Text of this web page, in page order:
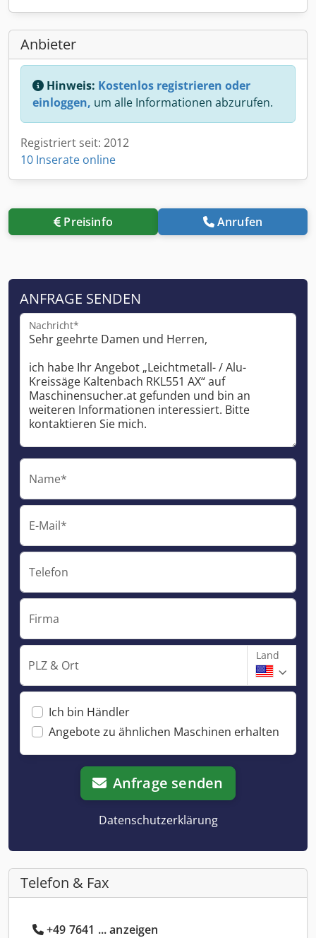
Anbieter
Hinweis: Kostenlos registrieren oder
einloggen, um alle Informationen abzurufen.
Registriert seit: 2012
10 Inserate online
Preisinfo Anrufen
ANFRAGE SENDEN
Nachricht*
Name*
E-Mail*
Telefon
Firma
PLZ & Ort
Land
Ich bin Händler
Angebote zu ähnlichen Maschinen erhalten
Anfrage senden
Datenschutzerklärung
Telefon & Fax
+49 7641 ... anzeigen